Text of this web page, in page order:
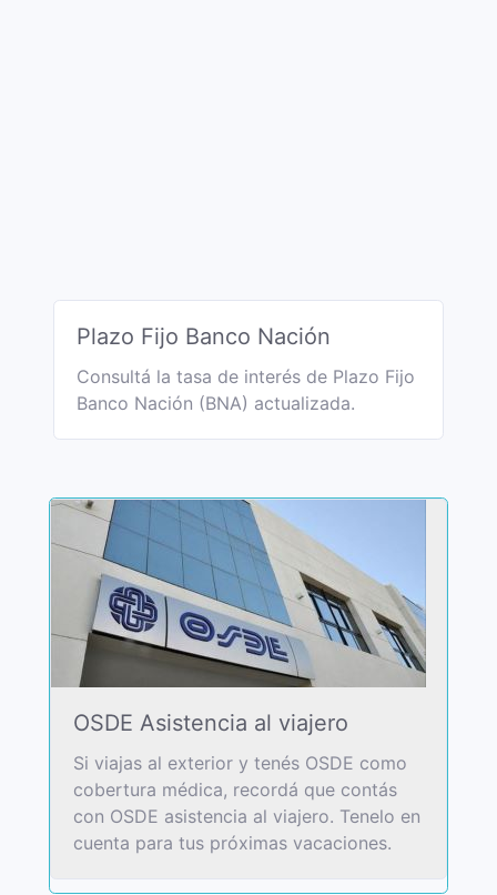
Plazo Fijo Banco Nación
Consultá la tasa de interés de Plazo Fijo
Banco Nación (BNA) actualizada.
OSDE Asistencia al viajero
Si viajas al exterior y tenés OSDE como
cobertura médica, recordá que contás
con OSDE asistencia al viajero. Tenelo en
cuenta para tus próximas vacaciones.